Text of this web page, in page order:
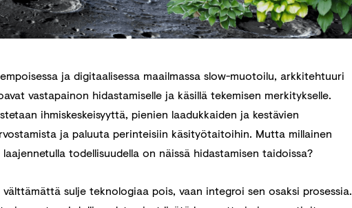
ja digitaalisessa maailmassa slow-muotoilu, arkkitehtuuri
vastapainon hidastamiselle ja käsillä tekemisen merkitykselle.
ihmiskeskeisyyttä, pienien laadukkaiden ja kestävien
ja paluuta perinteisiin käsityötaitoihin. Mutta millainen
todellisuudella on näissä hidastamisen taidoissa?
sulje teknologiaa pois, vaan integroi sen osaksi prosessia.